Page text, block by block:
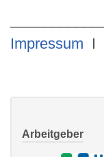
Impressum I
Arbeitgeber